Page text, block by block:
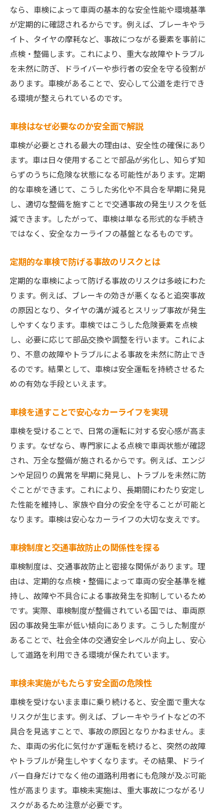
なら、車検によって車両の基本的な安全性能や環境基準
が定期的に確認されるからです。例えば、ブレーキやラ
イト、タイヤの摩耗など、事故につながる要素を事前に
点検・整備します。これにより、重大な故障やトラブル
を未然に防ぎ、ドライバーや歩行者の安全を守る役割が
あります。車検があることで、安心して公道を走行でき
る環境が整えられているのです。
車検はなぜ必要なのか安全面で解説
車検が必要とされる最大の理由は、安全性の確保にあり
ます。車は日々使用することで部品が劣化し、知らず知
らずのうちに危険な状態になる可能性があります。定期
的な車検を通じて、こうした劣化や不具合を早期に発見
し、適切な整備を施すことで交通事故の発生リスクを低
減できます。したがって、車検は単なる形式的な手続き
ではなく、安全なカーライフの基盤となるものです。
定期的な車検で防げる事故のリスクとは
定期的な車検によって防げる事故のリスクは多岐にわた
ります。例えば、ブレーキの効きが悪くなると追突事故
の原因となり、タイヤの溝が減るとスリップ事故が発生
しやすくなります。車検ではこうした危険要素を点検
し、必要に応じて部品交換や調整を行います。これによ
り、不意の故障やトラブルによる事故を未然に防止でき
るのです。結果として、車検は安全運転を持続させるた
めの有効な手段といえます。
車検を通すことで安心なカーライフを実現
車検を受けることで、日常の運転に対する安心感が高ま
ります。なぜなら、専門家による点検で車両状態が確認
され、万全な整備が施されるからです。例えば、エンジ
ンや足回りの異常を早期に発見し、トラブルを未然に防
ぐことができます。これにより、長期間にわたり安定し
た性能を維持し、家族や自分の安全を守ることが可能と
なります。車検は安心なカーライフの大切な支えです。
車検制度と交通事故防止の関係性を探る
車検制度は、交通事故防止と密接な関係があります。理
由は、定期的な点検・整備によって車両の安全基準を維
持し、故障や不具合による事故発生を抑制しているため
です。実際、車検制度が整備されている国では、車両原
因の事故発生率が低い傾向にあります。こうした制度が
あることで、社会全体の交通安全レベルが向上し、安心
して道路を利用できる環境が保たれています。
車検未実施がもたらす安全面の危険性
車検を受けないまま車に乗り続けると、安全面で重大な
リスクが生じます。例えば、ブレーキやライトなどの不
具合を見逃すことで、事故の原因となりかねません。ま
た、車両の劣化に気付かず運転を続けると、突然の故障
やトラブルが発生しやすくなります。その結果、ドライ
バー自身だけでなく他の道路利用者にも危険が及ぶ可能
性が高まります。車検未実施は、重大事故につながるリ
スクがあるため注意が必要です。